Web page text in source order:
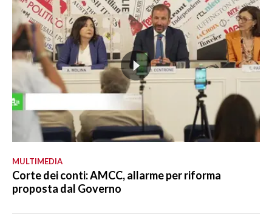
MULTIMEDIA
Corte dei conti: AMCC, allarme per riforma
proposta dal Governo